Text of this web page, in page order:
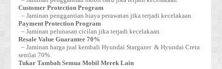
Customer Protection Program
– Jaminan penggantian biaya perawatan jika terjadi kecelakaan
Payment Protection Program
– Jaminan pelunasan cicilan jika terjadi kecelakaan
Resale Value Guarantee 70%
– Jaminan harga jual kembali Hyundai Stargazer & Hyundai Creta
senilai 70%.
Tukar Tambah Semua Mobil Merek Lain